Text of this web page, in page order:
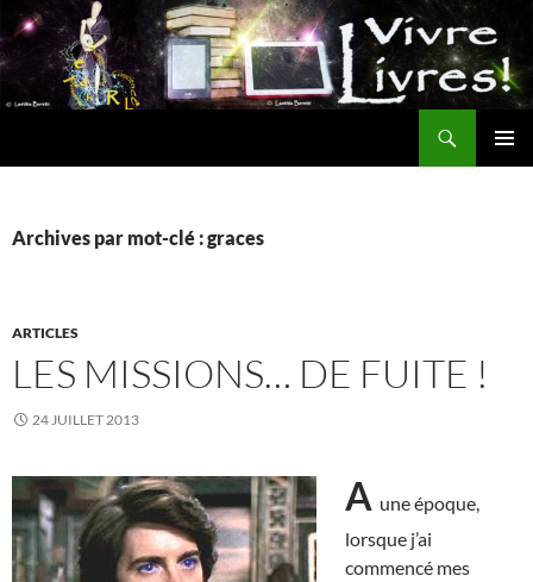
Aller
au
contenu
Archives par mot-clé : graces
ARTICLES
LES MISSIONS… DE FUITE !
24 JUILLET 2013
A une époque,
lorsque j’ai
commencé mes